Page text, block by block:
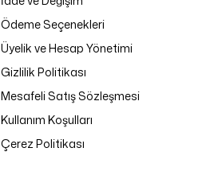
Ödeme Seçenekleri
Üyelik ve Hesap Yönetimi
Gizlilik Politikası
Mesafeli Satış Sözleşmesi
Kullanım Koşulları
Çerez Politikası